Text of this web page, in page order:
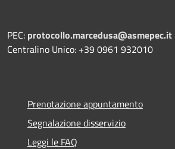
PEC: protocollo.marcedusa@asmepec.it
Centralino Unico: +39 0961 932010
Prenotazione appuntamento
Segnalazione disservizio
Leggi le FAQ